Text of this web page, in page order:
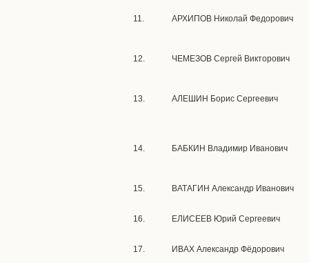
11. АРХИПОВ Николай Федорович
12. ЧЕМЕЗОВ Сергей Викторович
13. АЛЕШИН Борис Сергеевич
14. БАБКИН Владимир Иванович
15. ВАТАГИН Александр Иванович
16. ЕЛИСЕЕВ Юрий Сергеевич
17. ИВАХ Александр Фёдорович